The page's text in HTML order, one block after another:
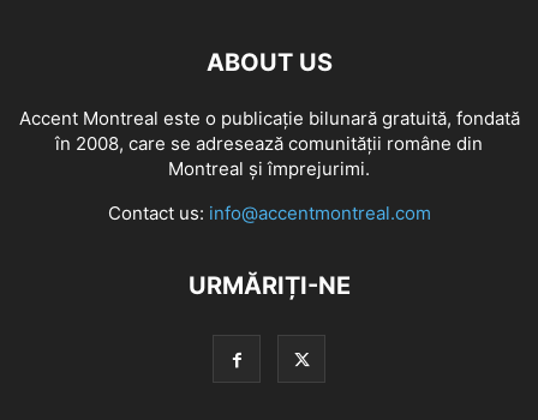
ABOUT US
Accent Montreal este o publicație bilunară gratuită, fondată
în 2008, care se adresează comunităţii române din
Montreal şi împrejurimi.
Contact us: info@accentmontreal.com
URMĂRIȚI-NE